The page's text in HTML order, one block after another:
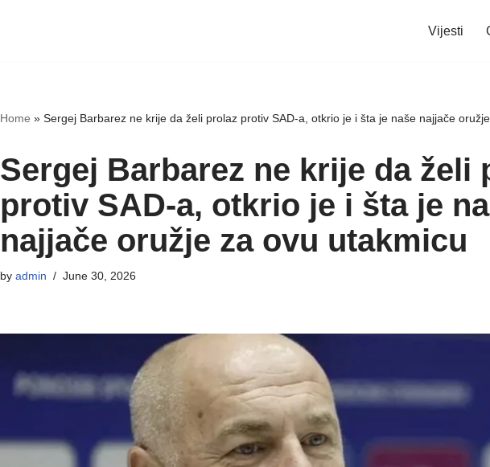
Vijesti
Home » Sergej Barbarez ne krije da želi prolaz protiv SAD-a, otkrio je i šta je naše najjače
Sergej Barbarez ne krije da želi
protiv SAD-a, otkrio je i šta je
najjače oružje za ovu utakmicu
by admin June 30, 2026